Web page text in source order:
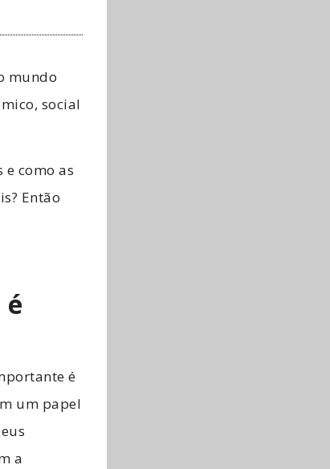
mundo
social
como as
Então
é
um papel
a